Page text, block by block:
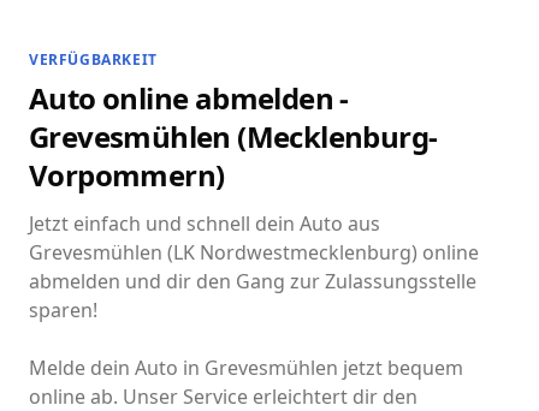
VERFÜGBARKEIT
Auto online abmelden -
Grevesmühlen (Mecklenburg-
Vorpommern)
Jetzt einfach und schnell dein Auto aus
Grevesmühlen (LK Nordwestmecklenburg) online
abmelden und dir den Gang zur Zulassungsstelle
sparen!
Melde dein Auto in Grevesmühlen jetzt bequem
online ab. Unser Service erleichtert dir den